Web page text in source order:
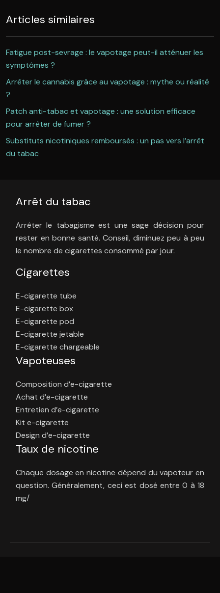
Articles similaires
Fatigue post-sevrage : le vapotage peut-il atténuer les
symptômes ?
Arrêter le cannabis grâce au vapotage : mythe ou réalité
?
Patch anti-tabac et vapotage : une solution efficace
pour arrêter de fumer ?
Substituts nicotiniques remboursés : un pas vers l’arrêt
du tabac
Arrêt du tabac
Arrêter le tabagisme est une sage décision pour
rester en bonne santé. Conseil, diminuez peu à peu
le nombre de cigarettes consommé par jour.
Cigarettes
E-cigarette tube
E-cigarette box
E-cigarette pod
E-cigarette jetable
E-cigarette chargeable
Vapoteuses
Composition d’e-cigarette
Achat d’e-cigarette
Entretien d’e-cigarette
Kit e-cigarette
Design d’e-cigarette
Taux de nicotine
Chaque dosage en nicotine dépend du vapoteur en
question. Généralement, ceci est dosé entre 0 à 18
mg/